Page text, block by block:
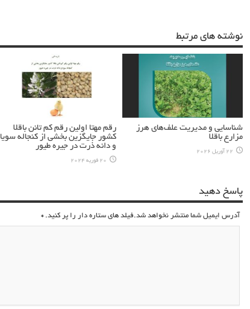
نوشته های مرتبط
شناسایی و مدیریت علف‌های هرز
مزارع باقلا
22 آوریل 2026
رقم مهتا اولين رقم كم تانن باقلا
كشور جايگزين بخشي از كنجاله سويا
و دانه ذرت در جيره طيور
20 فوریه 2024
پاسخ دهید
آدرس ایمیل شما منتشر نخواهد شد.فیلد های ستاره دار را پر کنید.*